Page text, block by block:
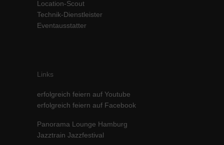
Location-Scout
Technik-Dienstleister
Eventausstatter
Links
erfolgreich feiern auf Youtube
erfolgreich feiern auf Facebook
Panorama Lounge Hamburg
Jazztrain Jazzfestival
können Ihre Einwilligung zu ganzen Kategorien geben oder sich
weitere Informationen anzeigen lassen und so nur bestimmte
Cookies auswählen.
Essenziell (1)
Essenzielle Cookies ermöglichen grundlegende Funktionen und sind für
Cookie-Informationen anzeigen